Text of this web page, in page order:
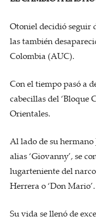
Otoniel decidió seguir
las también
Colombia (AUC).
Con el tiempo pasó a
cabecillas del ‘Bloque
Orientales.
Al lado de su
alias ‘Giovanny’, se
lugarteniente del
Herrera o ‘Don Mario’.
Su vida se llenó de